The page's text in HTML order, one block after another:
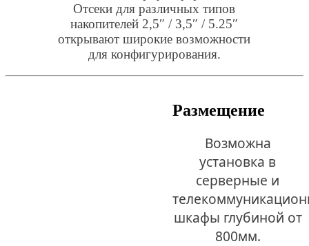
Отсеки для различных типов
накопителей 2,5″ / 3,5″ / 5.25″
открывают широкие возможности
для конфигурирования.
Размещение
Возможна
установка в
серверные и
шкафы глубиной от
800мм.